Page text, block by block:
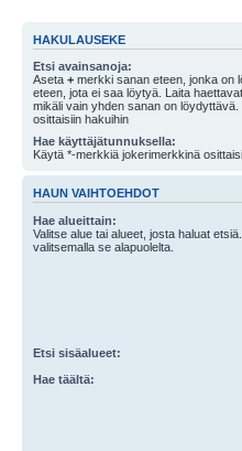
HAKULAUSEKE
Etsi avainsanoja:
Aseta + merkki sanan eteen, jonka on
eteen, jota ei saa löytyä. Laita
mikäli vain yhden sanan on
osittaisiin hakuihin
Hae käyttäjätunnuksella:
Käytä *-merkkiä jokerimerkkinä
HAUN VAIHTOEHDOT
Hae alueittain:
Valitse alue tai alueet, josta haluat
valitsemalla se alapuolelta.
Etsi sisäalueet:
Hae täältä: